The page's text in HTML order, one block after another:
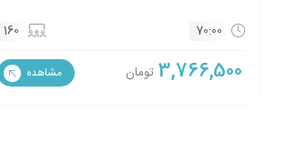
70:00
160
3,766,500 تومان مشاهده